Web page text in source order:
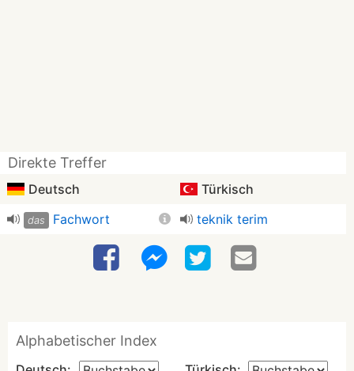
Direkte Treffer
Deutsch Türkisch
das Fachwort teknik terim
Alphabetischer Index